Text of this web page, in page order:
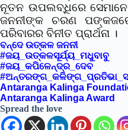
ନୂତନ ଉପଲବ୍ଧିରେ
ଜନନୀଙ୍କ ଚରଣ
ପରିବାରର ବିନୀତ ପ୍ରାର୍ଥନା ।
ବନ୍ଦେ ଉତ୍କଳ ଜନନୀ
#ଜୟ_ଉତ୍କଳସୂର୍ଯ୍ୟ_ମଧୁବାବୁ
#ଜୟ_କପିଳେନ୍ଦ୍ର_ଦେବ
Antaranga Kalinga
Antaranga Kalinga Award
Spread the love